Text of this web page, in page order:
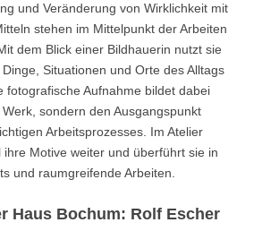
und Veränderung von Wirklichkeit mit
stehen im Mittelpunkt der Arbeiten
dem Blick einer Bildhauerin nutzt sie
Situationen und Orte des Alltags
fotografische Aufnahme bildet dabei
sondern den Ausgangspunkt
Arbeitsprozesses. Im Atelier
ihre Motive weiter und überführt sie in
und raumgreifende Arbeiten.
Haus Bochum: Rolf Escher